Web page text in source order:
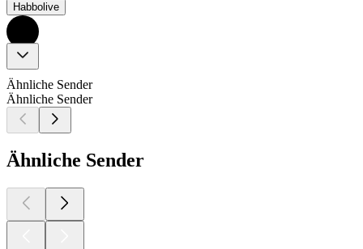
Habbolive
Ähnliche Sender
Ähnliche Sender
Ähnliche Sender